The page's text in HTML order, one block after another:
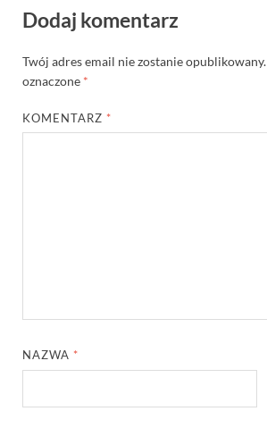
Dodaj komentarz
Twój adres email nie zostanie opublikowany.
oznaczone *
KOMENTARZ *
NAZWA *